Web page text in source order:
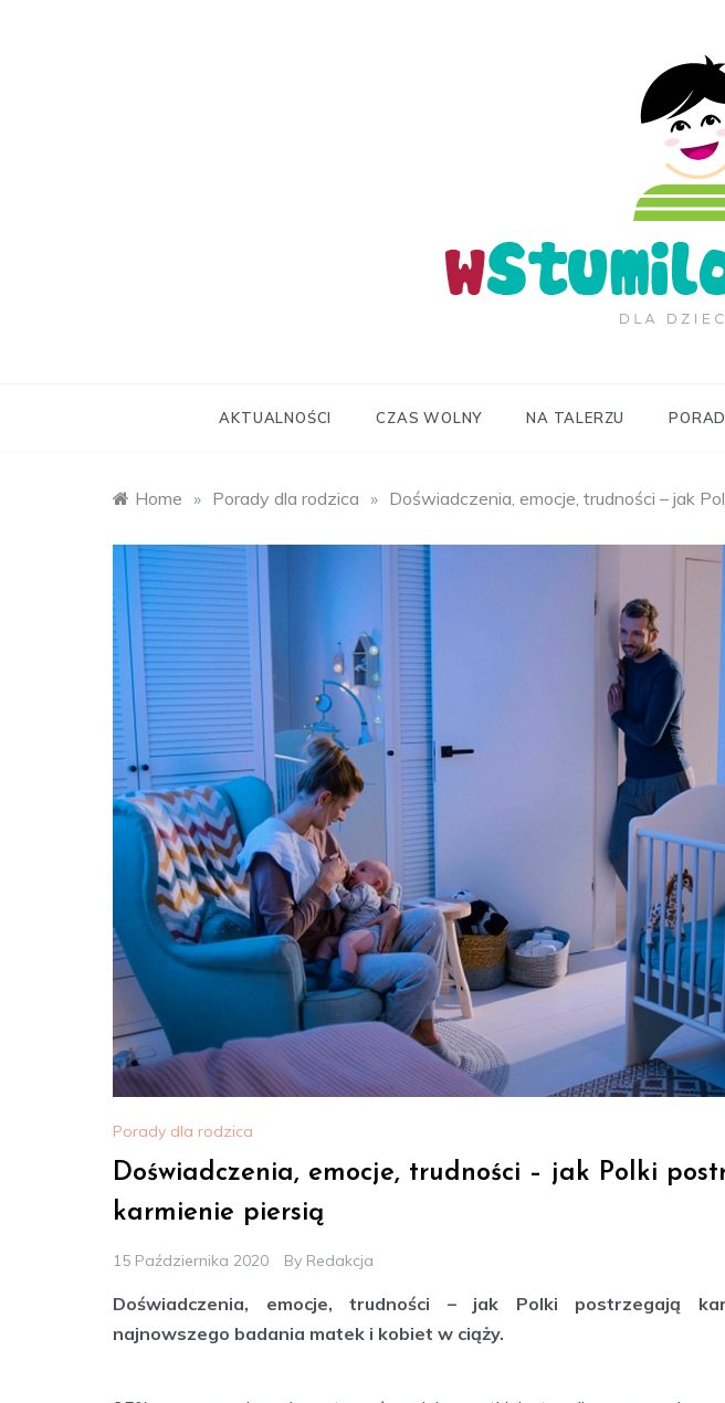
AKTUALNOŚCI CZAS WOLNY NA TALERZU
Home » Porady dla rodzica » Doświadczenia, emocje, trudności – jak
Porady dla rodzica
Doświadczenia, emocje, trudności – jak Polki
karmienie piersią
15 Października 2020 By Redakcja
Doświadczenia, emocje, trudności – jak Polki postrzegają
najnowszego badania matek i kobiet w ciąży.